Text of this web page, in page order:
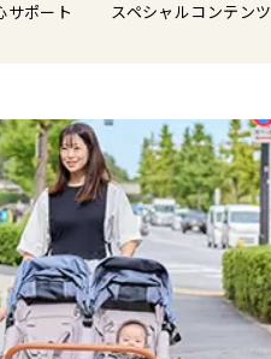
サポート スペシャルコンテンツ